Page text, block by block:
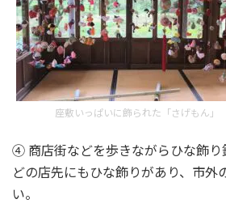
座敷いっぱいに飾られた「さげもん」
④ 商店街などを歩きながらひな飾り
どの店先にもひな飾りがあり、市外
い。